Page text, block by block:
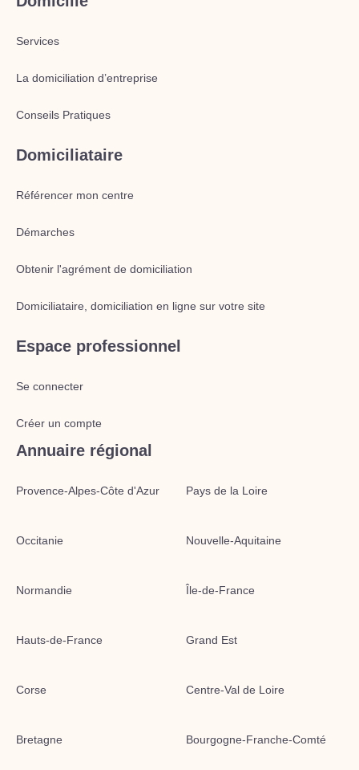
Services
La domiciliation d’entreprise
Conseils Pratiques
Domiciliataire
Référencer mon centre
Démarches
Obtenir l'agrément de domiciliation
Domiciliataire, domiciliation en ligne sur votre site
Espace professionnel
Se connecter
Créer un compte
Annuaire régional
Provence-Alpes-Côte d'Azur Pays de la Loire
Occitanie Nouvelle-Aquitaine
Normandie Île-de-France
Hauts-de-France Grand Est
Corse Centre-Val de Loire
Bretagne Bourgogne-Franche-Comté